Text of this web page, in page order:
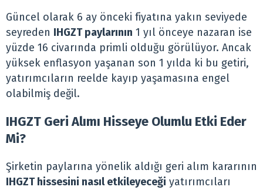
Güncel olarak 6 ay önceki fiyatına yakın seviyede
seyreden IHGZT paylarının 1 yıl önceye nazaran ise
yüzde 16 civarında primli olduğu görülüyor. Ancak
yüksek enflasyon yaşanan son 1 yılda ki bu getiri,
yatırımcıların reelde kayıp yaşamasına engel
olabilmiş değil.
IHGZT Geri Alımı Hisseye Olumlu Etki Eder
Mi?
Şirketin paylarına yönelik aldığı geri alım kararının
IHGZT hissesini nasıl etkileyeceği yatırımcıları